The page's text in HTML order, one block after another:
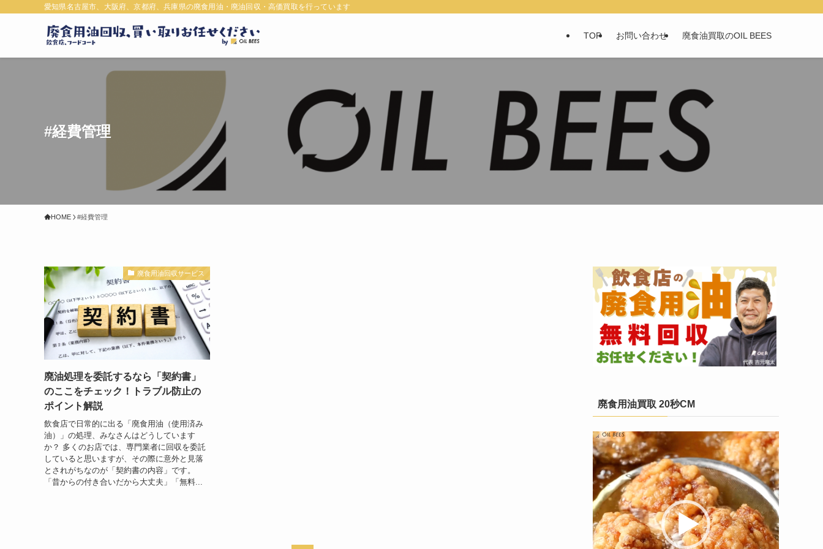
愛知県名古屋市、大阪府、京都府、兵庫県の廃食用油・廃油回収・高価買取を行っています
TOP お問い合わせ 廃食油買取のOIL BEES
#経費管理
HOME #経費管理
廃食用油回収サービス
廃油処理を委託するなら「契約書」
のここをチェック！トラブル防止の
ポイント解説
飲食店で日常的に出る「廃食用油（使用済み
油）」の処理、みなさんはどうしています
か？ 多くのお店では、専門業者に回収を委託
していると思いますが、その際に意外と見落
とされがちなのが「契約書の内容」です。
「昔からの付き合いだから大丈夫」「無料...
廃食用油買取 20秒CM
動
画
プ
レ
ー
ヤ
ー